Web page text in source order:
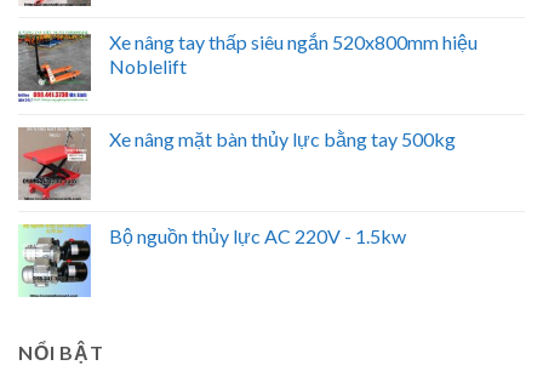
Xe nâng tay thấp siêu ngắn 520x800mm hiệu
Noblelift
Xe nâng mặt bàn thủy lực bằng tay 500kg
Bộ nguồn thủy lực AC 220V - 1.5kw
NỔI BẬT